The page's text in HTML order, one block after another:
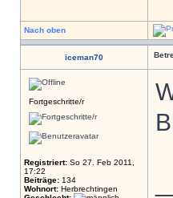
Nach oben
iceman70
Fortgeschritte/r
Registriert: So 27. Feb 2011,
17:22
Beiträge: 134
Wohnort: Herbrechtingen